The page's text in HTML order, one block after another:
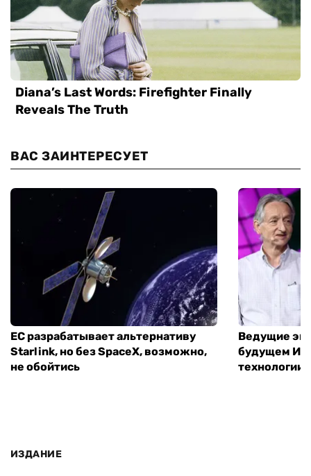
ВАС ЗАИНТЕРЕСУЕТ
ЕС разрабатывает альтернативу
Starlink, но без SpaceX, возможно,
не обойтись
Ведущие
будущем
технологии
ИЗДАНИЕ